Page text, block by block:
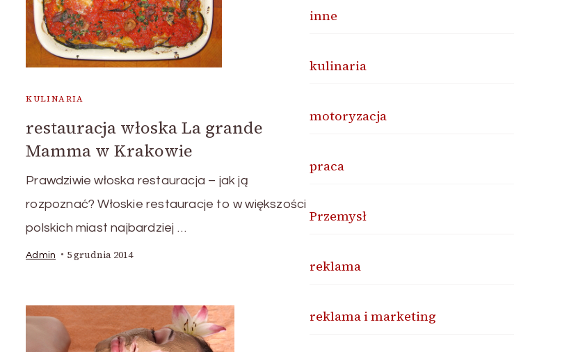
KULINARIA
restauracja włoska La grande
Mamma w Krakowie
Prawdziwie włoska restauracja – jak ją
rozpoznać? Włoskie restauracje to w większości
polskich miast najbardziej …
Admin 5 grudnia 2014
inne
kulinaria
motoryzacja
praca
Przemysł
reklama
reklama i marketing